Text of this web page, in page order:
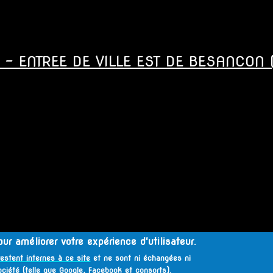
ENTREE DE VILLE EST DE
améliorer votre expérience d'utilisateur.
internes à ce site et ne sont ni échangées ni
(telle que Google, Facebook et consorts).